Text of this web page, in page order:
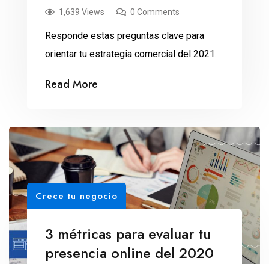
1,639 Views
0 Comments
Responde estas preguntas clave para
orientar tu estrategia comercial del 2021.
Read More
Crece tu negocio
3 métricas para evaluar tu
presencia online del 2020